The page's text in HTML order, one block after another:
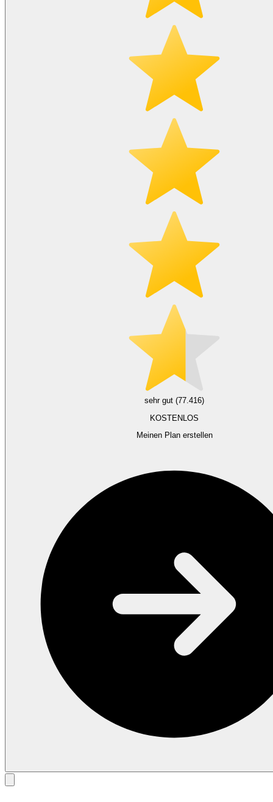
sehr gut (77.416)
KOSTENLOS
Meinen Plan erstellen